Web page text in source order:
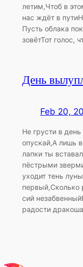
летим,Чтоб в
нас ждёт в
Пусть облака
зовётТот голос,
День
Feb 20,
Не грусти в
опускай,А лишь
лапки ты
пёстрыми
уходит тень
первый,Сколько
сий
радости